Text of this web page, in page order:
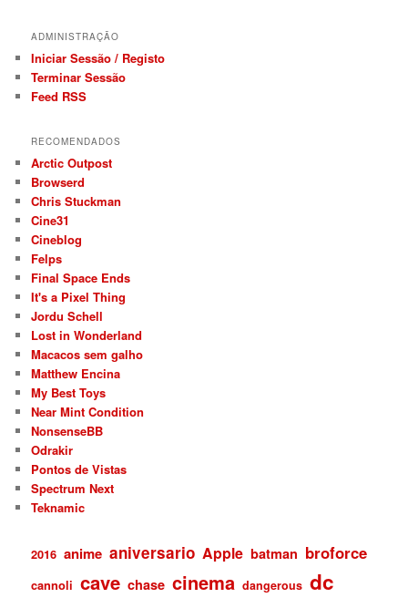
ADMINISTRAÇÃO
Iniciar Sessão / Registo
Terminar Sessão
Feed RSS
RECOMENDADOS
Arctic Outpost
Browserd
Chris Stuckman
Cine31
Cineblog
Felps
Final Space Ends
It's a Pixel Thing
Jordu Schell
Lost in Wonderland
Macacos sem galho
Matthew Encina
My Best Toys
Near Mint Condition
NonsenseBB
Odrakir
Pontos de Vistas
Spectrum Next
Teknamic
2016 anime aniversario Apple batman broforce
cannoli cave chase cinema dangerous dc